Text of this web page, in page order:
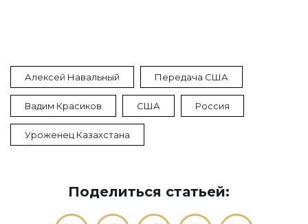
Алексей Навальный Передача США
Вадим Красиков США Россия
Уроженец Казахстана
Поделиться статьей: